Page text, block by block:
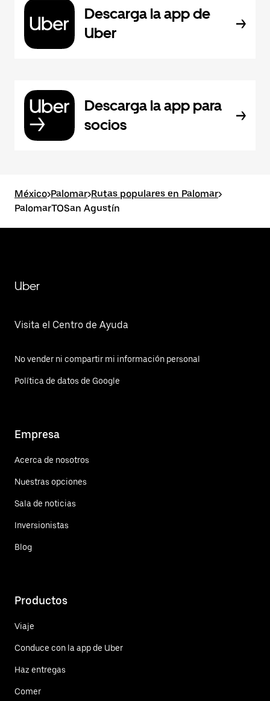
Descarga la app de
Uber
Descarga la app para
socios
México>Palomar>Rutas populares en Palomar>
PalomarTOSan Agustín
Uber
Visita el Centro de Ayuda
No vender ni compartir mi información personal
Política de datos de Google
Empresa
Acerca de nosotros
Nuestras opciones
Sala de noticias
Inversionistas
Blog
Productos
Viaje
Conduce con la app de Uber
Haz entregas
Comer